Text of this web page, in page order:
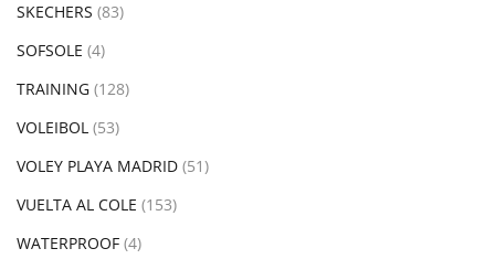
SKECHERS (83)
SOFSOLE (4)
TRAINING (128)
VOLEIBOL (53)
VOLEY PLAYA MADRID (51)
VUELTA AL COLE (153)
WATERPROOF (4)